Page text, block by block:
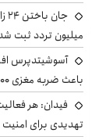
میلیون تردد ثبت
آسوشیتدپرس
باعث ضربه مغزی ۷۰۰ نظامی آمریکایی شد
فیدان: هر
تهدیدی برای